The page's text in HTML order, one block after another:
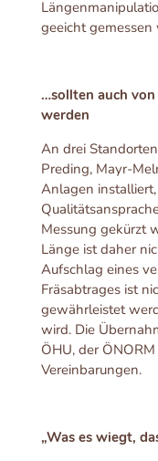
geeicht gemessen
…sollten auch
werden
An drei
Preding, Mayr-
Anlagen
Messung gekürzt
Länge ist daher
Aufschlag eines
Fräsabtrages ist
gewährleistet
wird. Die
ÖHU, der
Vereinbarungen.
„Was es wiegt,